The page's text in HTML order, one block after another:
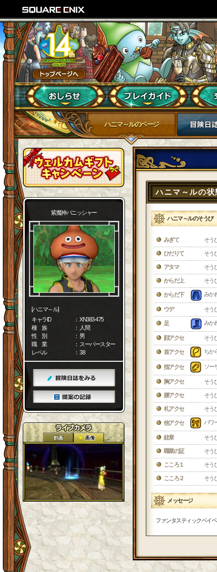
ハニマ～ルのページ
紫魔神バニッシャー
[ハニマ～ル]
キャラID
： XN383-475
種 族
： 人間
性 別
： 男
職 業
： スーパースター
レベル
： 38
ハニマ～ルの状
ハニマ～ルのそうび
みぎて
そう
ひだりて
そう
アタマ
そう
からだ上
そう
からだ下 みか
ウデ そう
足 みか
顔アクセ そう
首アクセ ちか
指アクセ ソー
胸アクセ
そう
腰アクセ
そう
札アクセ
そう
他アクセ パワ
紋章
そう
職業の証
そう
こころ１
そう
こころ２
そう
メッセージ
ファンタスティックベイ